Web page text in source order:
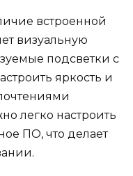
встроенной
визуальную
подсветки с
яркость и
легко настроить
ПО, что делает